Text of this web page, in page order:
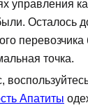
управления
Осталось
перевозчика
точка.
Апатиты